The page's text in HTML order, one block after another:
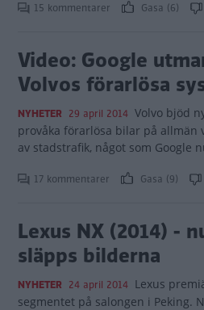
15 kommentarer Gasa (6)
Video: Google
Volvos förarlösa
NYHETER 29 april 2014 Volvo bjöd
provåka förarlösa bilar på allmän
av stadstrafik, något som Google
17 kommentarer Gasa (9)
Lexus NX (2014) -
släpps bilderna
NYHETER 24 april 2014 Lexus
segmentet på salongen i Peking.